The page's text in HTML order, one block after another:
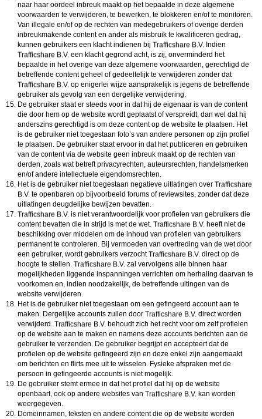
naar haar oordeel inbreuk maakt op het bepaalde in deze algemene
voorwaarden te verwijderen, te bewerken, te blokkeren en/of te monitoren.
Van illegale en/of op de rechten van medegebruikers of overige derden
inbreukmakende content en ander als misbruik te kwalificeren gedrag,
kunnen gebruikers een klacht indienen bij
Indien
een klacht gegrond acht, is zij, onverminderd het
bepaalde in het overige van deze algemene voorwaarden, gerechtigd de
betreffende content geheel of gedeeltelijk te verwijderen zonder dat
op enigerlei wijze aansprakelijk is jegens de betreffende
gebruiker als gevolg van een dergelijke verwijdering.
De gebruiker staat er steeds voor in dat hij de eigenaar is van de content
die door hem op de website wordt geplaatst of verspreidt, dan wel dat hij
anderszins gerechtigd is om deze content op de website te plaatsen. Het
is de gebruiker niet toegestaan foto’s van andere personen op zijn profiel
te plaatsen. De gebruiker staat ervoor in dat het publiceren en gebruiken
van de content via de website geen inbreuk maakt op de rechten van
derden, zoals wat betreft privacyrechten, auteursrechten, handelsmerken
en/of andere intellectuele eigendomsrechten.
Het is de gebruiker niet toegestaan negatieve uitlatingen over
te openbaren op bijvoorbeeld forums of reviewsites, zonder dat deze
uitlatingen deugdelijke bewijzen bevatten.
is niet verantwoordelijk voor profielen van gebruikers die
content bevatten die in strijd is met de wet.
heeft niet de
beschikking over middelen om de inhoud van profielen van gebruikers
permanent te controleren. Bij vermoeden van overtreding van de wet door
een gebruiker, wordt gebruikers verzocht
direct op de
hoogte te stellen.
zal vervolgens alle binnen haar
mogelijkheden liggende inspanningen verrichten om herhaling daarvan te
voorkomen en, indien noodzakelijk, de betreffende uitingen van de
website verwijderen.
Het is de gebruiker niet toegestaan om een gefingeerd account aan te
maken. Dergelijke accounts zullen door
direct worden
verwijderd.
behoudt zich het recht voor om zelf profielen
op de website aan te maken en namens deze accounts berichten aan de
gebruiker te verzenden. De gebruiker begrijpt en accepteert dat de
profielen op de website gefingeerd zijn en deze enkel zijn aangemaakt
om berichten en flirts mee uit te wisselen. Fysieke afspraken met de
persoon in gefingeerde accounts is niet mogelijk.
De gebruiker stemt ermee in dat het profiel dat hij op de website
openbaart, ook op andere websites van
kan worden
weergegeven.
Domeinnamen, teksten en andere content die op de website worden